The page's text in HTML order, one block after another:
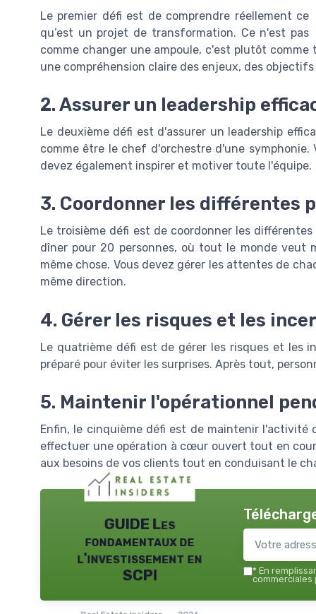
Le premier défi est de comprendre réellement ce
qu’est un projet de transformation. Ce n'est pas
comme changer une ampoule, c'est plutôt
une compréhension claire des enjeux, des
2. Assurer un leadership
Le deuxième défi est d'assurer un leadership
comme être le chef d'orchestre d'une symphonie.
devez également inspirer et motiver toute l'équipe.
3. Coordonner les différentes
Le troisième défi est de coordonner les
dîner pour 20 personnes, où tout le monde veut
même chose. Vous devez gérer les attentes de
même direction.
4. Gérer les risques et les
Le quatrième défi est de gérer les risques et les
préparé pour éviter les surprises. Après tout,
5. Maintenir l'opérationnel
Enfin, le cinquième défi est de maintenir
effectuer une opération à cœur ouvert tout en
aux besoins de vos clients tout en conduisant le
GUIDE Les
fondamentaux de
l'investissement en
SCPI
* En
commerciales